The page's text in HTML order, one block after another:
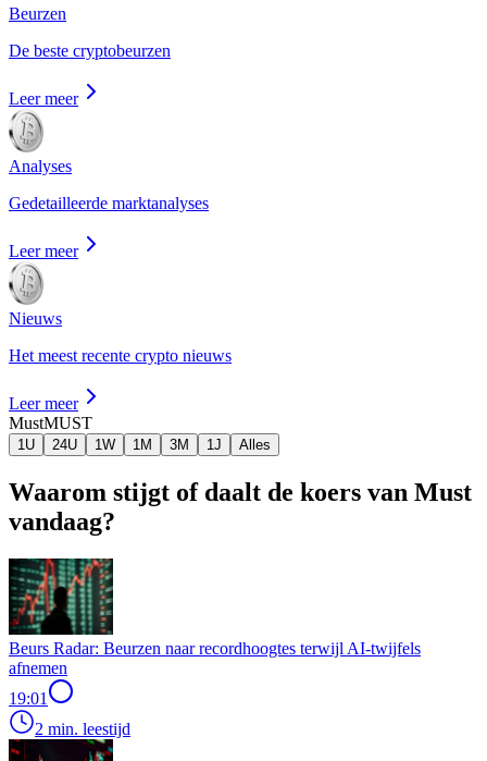
Beurzen
De beste cryptobeurzen
Leer meer
Analyses
Gedetailleerde marktanalyses
Leer meer
Nieuws
Het meest recente crypto nieuws
Leer meer
MustMUST
1U 24U 1W 1M 3M 1J Alles
Waarom stijgt of daalt de koers van Must
vandaag?
Beurs Radar: Beurzen naar recordhoogtes terwijl AI-twijfels
afnemen
19:01
2 min. leestijd